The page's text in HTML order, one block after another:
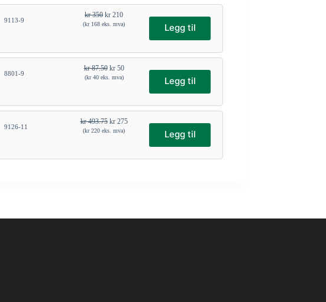
9113-9
kr350 kr 210
(kr168 eks. mva) Legg til
8801-9
kr87.50 kr50
(kr40eks. mva) Legg til
9126-11
kr493.75 kr275
(kr220 eks. mva) Legg til